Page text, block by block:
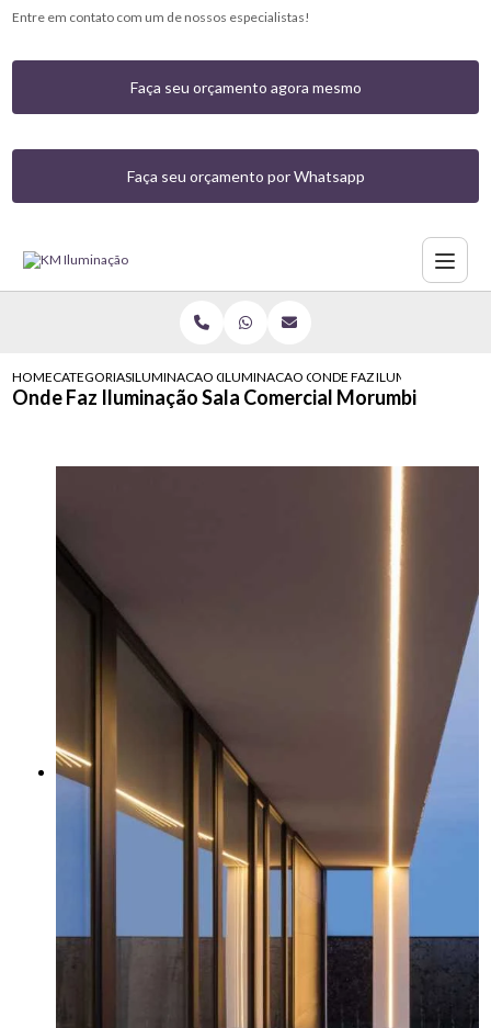
Entre em contato com um de nossos especialistas!
Faça seu orçamento agora mesmo
Faça seu orçamento por Whatsapp
HOMECATEGORIASILUMINACAO COMERCIALILUMINACAO COMERCIAL COM LED
ONDE FAZ ILUMINACAO
Onde Faz Iluminação Sala Comercial Morumbi